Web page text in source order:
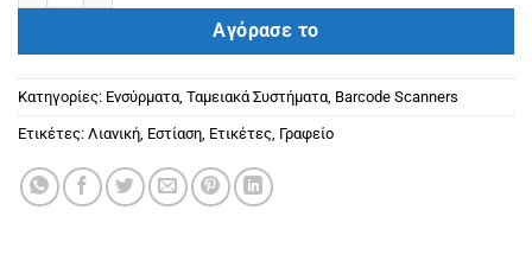
Αγόρασε το
Κατηγορίες: Ενσύρματα, Ταμειακά Συστήματα, Barcode Scanners
Ετικέτες: Λιανική, Εστίαση, Ετικέτες, Γραφείο